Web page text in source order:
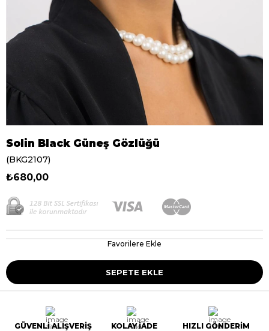
Solin Black Güneş Gözlüğü
(BKG2107)
₺680,00
Favorilere Ekle
GÜVENLİ ALIŞVERİŞ KOLAY İADE HIZLI GÖNDERİM